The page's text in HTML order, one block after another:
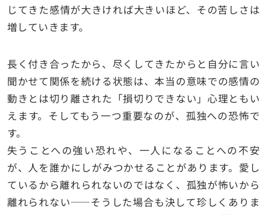
じてきた感情が大きければ大きいほど、その苦しさは
増していきます。
長く付き合ったから、尽くしてきたからと自分に言い
聞かせて関係を続ける状態は、本当の意味での感情の
動きとは切り離された「損切りできない」心理ともい
えます。そしてもう一つ重要なのが、孤独への恐怖で
す。
失うことへの強い恐れや、一人になることへの不安
が、人を誰かにしがみつかせることがあります。愛し
ているから離れられないのではなく、孤独が怖いから
離れられない――そうした場合も決して珍しくありま